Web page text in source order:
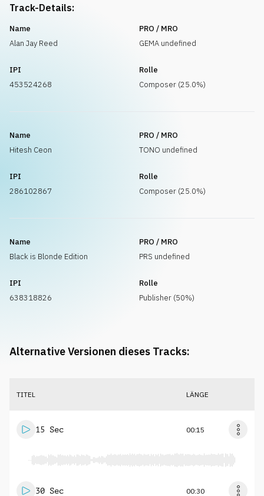
Track-Details:
Name
Alan Jay Reed
PRO / MRO
GEMA undefined
IPI
453524268
Rolle
Composer (25.0%)
Name
Hitesh Ceon
PRO / MRO
TONO undefined
IPI
286102867
Rolle
Composer (25.0%)
Name
Black is Blonde Edition
PRO / MRO
PRS undefined
IPI
638318826
Rolle
Publisher (50%)
Alternative Versionen dieses Tracks:
TITEL LÄNGE
15 Sec 00:15
30 Sec 00:30